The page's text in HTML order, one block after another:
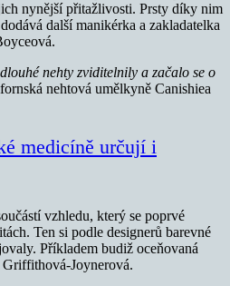
nynější přitažlivosti. Prsty díky nim
další manikérka a zakladatelka
nehty zviditelnily a začalo se o
nehtová umělkyně Canishiea
medicíně určují i
vzhledu, který se poprvé
Ten si podle designerů barevné
Příkladem budiž oceňovaná
Joynerová.